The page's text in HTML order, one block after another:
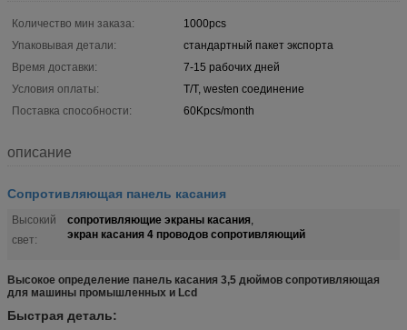
Количество мин заказа:
1000pcs
Упаковывая детали:
стандартный пакет экспорта
Время доставки:
7-15 рабочих дней
Условия оплаты:
T/T, westen соединение
Поставка способности:
60Kpcs/month
описание
Сопротивляющая панель касания
Высокий
свет:
сопротивляющие экраны касания,
экран касания 4 проводов сопротивляющий
Высокое определение панель касания 3,5 дюймов сопротивляющая
для машины промышленных и Lcd
Быстрая деталь: